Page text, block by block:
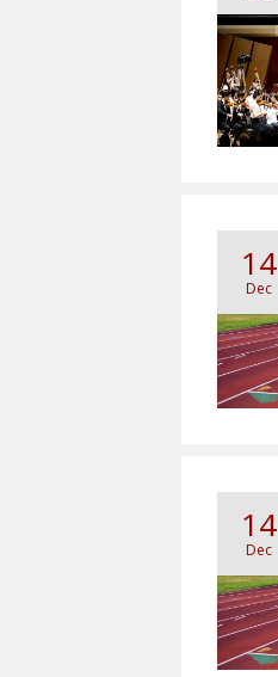
14
Dec
14
Dec